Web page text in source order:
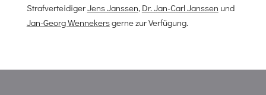
StrafverteidigerJens Janssen, Dr. Jan-Carl Janssen und
Jan-Georg Wennekersgerne zur Verfügung.